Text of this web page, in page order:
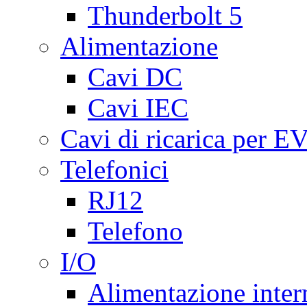
Thunderbolt 5
Alimentazione
Cavi DC
Cavi IEC
Cavi di ricarica per
Telefonici
RJ12
Telefono
I/O
Alimentazione